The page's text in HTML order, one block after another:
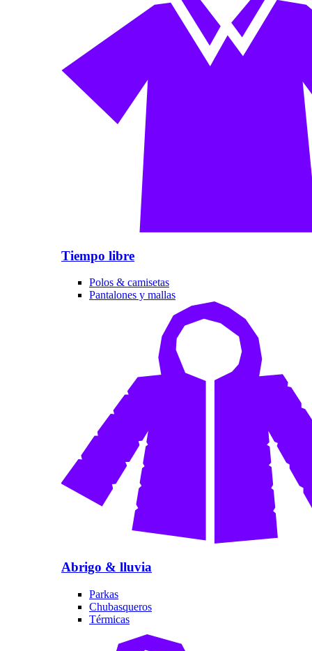
Tiempo libre
Polos & camisetas
Pantalones y mallas
Abrigo & lluvia
Parkas
Chubasqueros
Térmicas